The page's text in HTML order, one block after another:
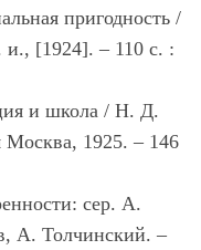
пригодность /
[1924]. – 110 с. :
и школа / Н. Д.
1925. – 146
сер. А.
А. Толчинский. –